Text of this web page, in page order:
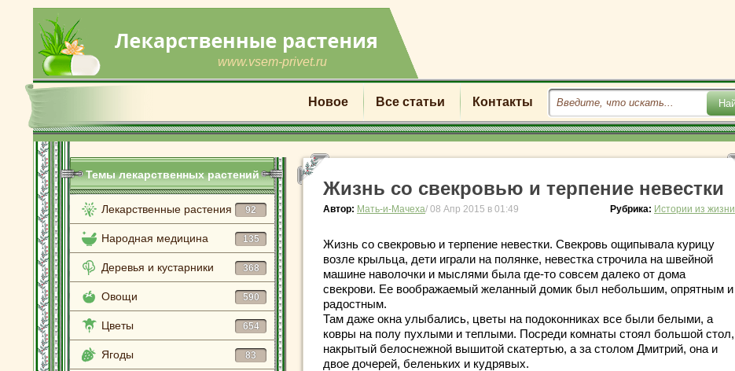
www.vsem-privet.ru
Новое Все статьи Контакты
Темы лекарственных растений
Лекарственные растения 92
Народная медицина 135
Деревья и кустарники 368
Овощи 590
Цветы 654
Ягоды 83
Жизнь со свекровью и терпение невестки
Автор: Мать-и-Мачеха/ 08 Апр 2015 в 01:49 Рубрика: Истории из жизни
Жизнь со свекровью и терпение невестки. Свекровь ощипывала курицу
возле крыльца, дети играли на полянке, невестка строчила на швейной
машине наволочки и мыслями была где-то совсем далеко от дома
свекрови. Ее воображаемый желанный домик был небольшим, опрятным и
радостным.
Там даже окна улыбались, цветы на подоконниках все были белыми, а
ковры на полу пухлыми и теплыми. Посреди комнаты стоял большой стол,
накрытый белоснежной вышитой скатертью, а за столом Дмитрий, она и
двое дочерей, беленьких и кудрявых.